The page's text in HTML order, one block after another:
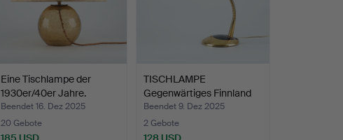
Eine Tischlampe der
1930er/40er Jahre.
Beendet 16. Dez 2025
20 Gebote
TISCHLAMPE
Gegenwärtiges Finnland
aus der …
Beendet 9. Dez 2025
2 Gebote